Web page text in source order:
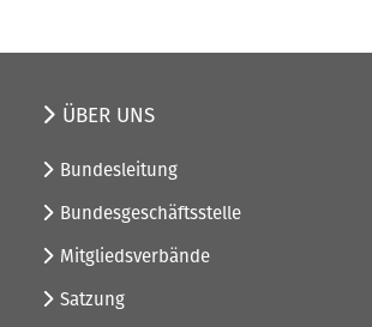
ÜBER UNS
Bundesleitung
Bundesgeschäftsstelle
Mitgliedsverbände
Satzung